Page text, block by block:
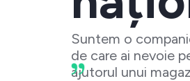
Suntem o
de care ai nevoie
ajutorul unui